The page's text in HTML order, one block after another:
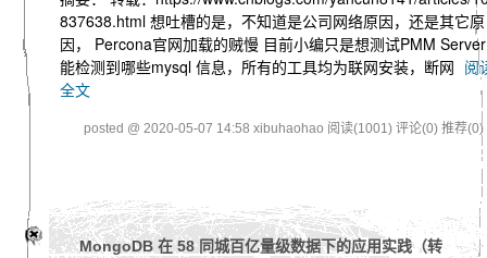
837638.html 想吐槽的是，不知道是公司网络原因，还是其它原
因， Percona官网加载的贼慢 目前小编只是想测试PMM Server
能检测到哪些mysql 信息，所有的工具均为联网安装，断网 阅
全文
posted @ 2020-05-07 14:58 xibuhaohao 阅读(1001) 评论(0) 推荐(0)
MongoDB 在 58 同城百亿量级数据下的应用实践（转